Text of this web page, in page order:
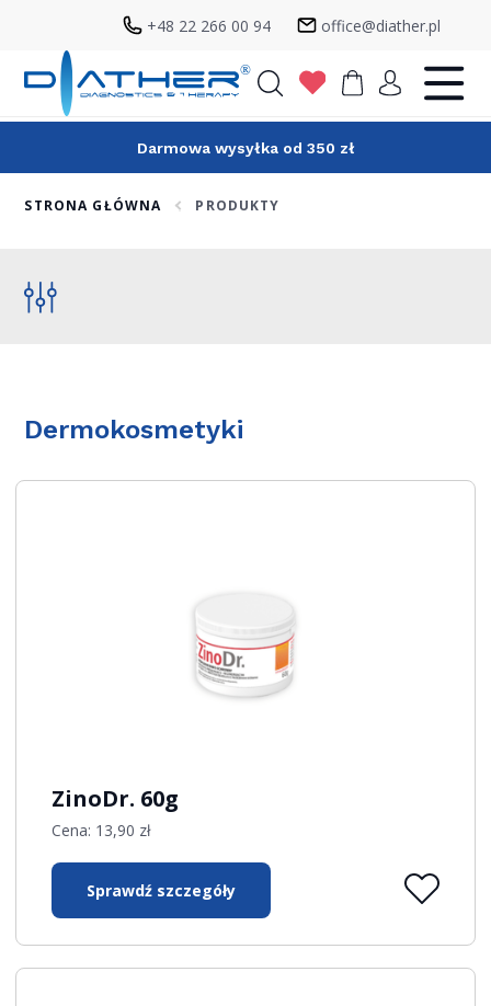
+48 22 266 00 94 office@diather.pl
Darmowa wysyłka od 350 zł
STRONA GŁÓWNA PRODUKTY
Dermokosmetyki
ZinoDr. 60g
Cena: 13,90 zł
Sprawdź szczegóły